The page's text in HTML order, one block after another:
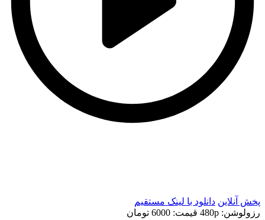
پخش آنلاین دانلود با لينک مستقيم
رزولوشن: 480p
قيمت: 6000 تومان